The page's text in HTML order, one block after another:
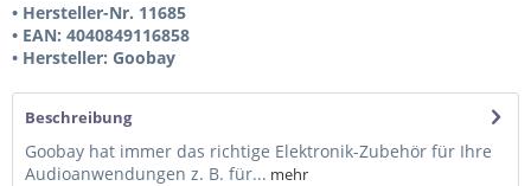
• Hersteller-Nr. 11685
• EAN: 4040849116858
• Hersteller: Goobay
Beschreibung
Goobay hat immer das richtige Elektronik-Zubehör für Ihre
Audioanwendungen z. B. für... mehr